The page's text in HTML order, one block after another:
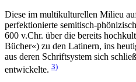
Diese im multikulturellen Milieu
perfektionierte semitisch-
600 v.Chr. über die bereits
Bücher«) zu den Latinern, ins
aus deren Schriftsystem sich
entwickelte. 3)